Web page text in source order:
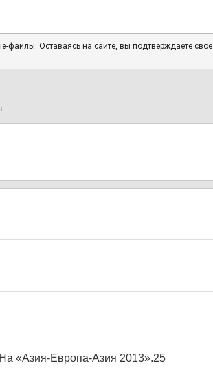
файлы. Оставаясь на сайте, вы подтверждаете свое
«Азия-Европа-Азия 2013».25